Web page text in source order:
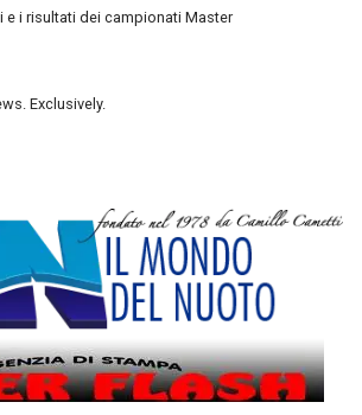
e i risultati dei campionati Master
Exclusively.